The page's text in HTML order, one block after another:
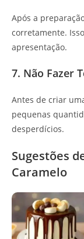
Após a
corretamente.
apresentação.
7. Não Fazer
Antes de criar
pequenas
desperdícios.
Sugestões
Caramelo